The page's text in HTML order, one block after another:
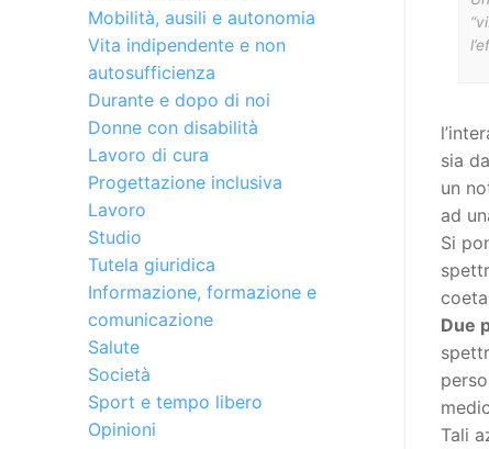
sia
un
ad
Si
Due
Tali
Mobilità, ausili e autonomia
Vita indipendente e non
autosufficienza
Durante e dopo di noi
Donne con disabilità
Lavoro di cura
Progettazione inclusiva
Lavoro
Studio
Tutela giuridica
Informazione, formazione e
comunicazione
Salute
Società
Sport e tempo libero
Opinioni